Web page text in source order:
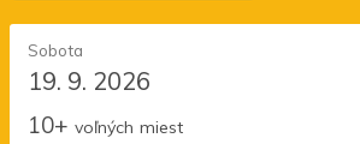
Sobota
19. 9. 2026
10+ voľných miest